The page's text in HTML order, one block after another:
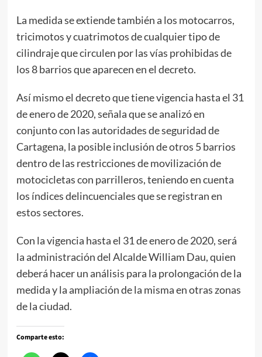
La medida se extiende también a los motocarros,
tricimotos y cuatrimotos de cualquier tipo de
cilindraje que circulen por las vías prohibidas de
los 8 barrios que aparecen en el decreto.
Así mismo el decreto que tiene vigencia hasta el 31
de enero de 2020, señala que se analizó en
conjunto con las autoridades de seguridad de
Cartagena, la posible inclusión de otros 5 barrios
dentro de las restricciones de movilización de
motocicletas con parrilleros, teniendo en cuenta
los índices delincuenciales que se registran en
estos sectores.
Con la vigencia hasta el 31 de enero de 2020, será
la administración del Alcalde William Dau, quien
deberá hacer un análisis para la prolongación de la
medida y la ampliación de la misma en otras zonas
de la ciudad.
Comparte esto: